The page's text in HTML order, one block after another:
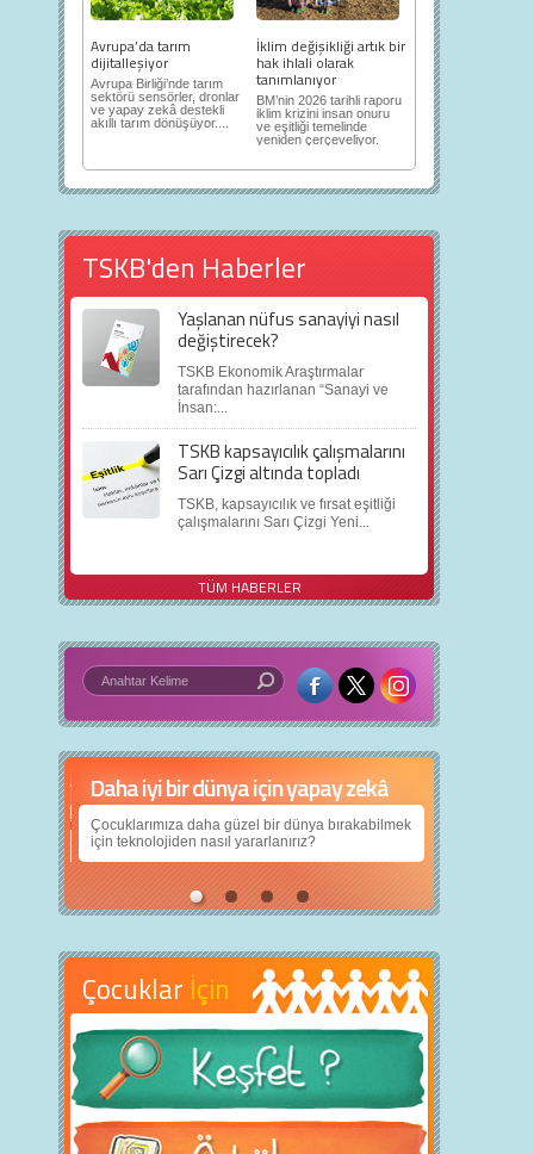
Avrupa’da tarım
dijitalleşiyor
Avrupa Birliği’nde tarım
sektörü sensörler, dronlar
ve yapay zekâ destekli
akıllı tarım dönüşüyor....
İklim değişikliği artık bir
hak ihlali olarak
tanımlanıyor
BM’nin 2026 tarihli raporu
iklim krizini insan onuru
ve eşitliği temelinde
yeniden çerçeveliyor.
TSKB'den Haberler
Yaşlanan nüfus sanayiyi nasıl
değiştirecek?
TSKB Ekonomik Araştırmalar
tarafından hazırlanan “Sanayi ve
İnsan:...
TSKB kapsayıcılık çalışmalarını
Sarı Çizgi altında topladı
TSKB, kapsayıcılık ve fırsat eşitliği
çalışmalarını Sarı Çizgi Yeni...
TÜM HABERLER
Daha iyi bir dünya için yapay zekâ
Çocuklarımıza daha güzel bir dünya bırakabilmek
için teknolojiden nasıl yararlanırız?
Çocuklar İçin